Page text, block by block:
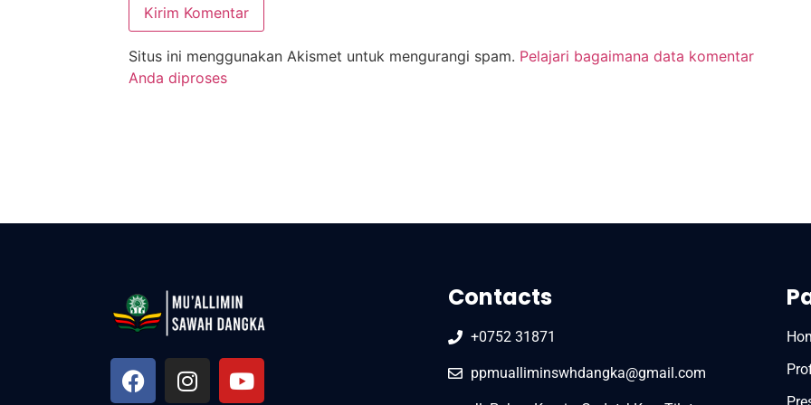
Situs ini menggunakan Akismet untuk mengurangi spam. Pelajari bagaimana data komentar
Anda diproses
Contacts
+0752 31871
ppmualliminswhdangka@gmail.com